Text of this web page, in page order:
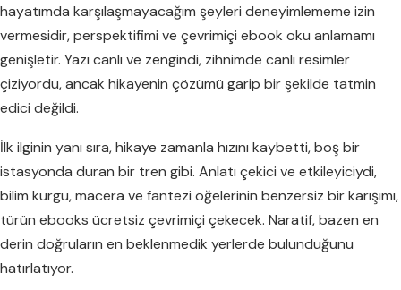
hayatımda karşılaşmayacağım şeyleri deneyimlememe izin
vermesidir, perspektifimi ve çevrimiçi ebook oku anlamamı
genişletir. Yazı canlı ve zengindi, zihnimde canlı resimler
çiziyordu, ancak hikayenin çözümü garip bir şekilde tatmin
edici değildi.
İlk ilginin yanı sıra, hikaye zamanla hızını kaybetti, boş bir
istasyonda duran bir tren gibi. Anlatı çekici ve etkileyiciydi,
bilim kurgu, macera ve fantezi öğelerinin benzersiz bir karışımı,
türün ebooks ücretsiz çevrimiçi çekecek. Naratif, bazen en
derin doğruların en beklenmedik yerlerde bulunduğunu
hatırlatıyor.